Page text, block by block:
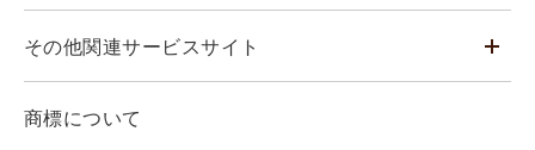
その他関連サービスサイト
商標について